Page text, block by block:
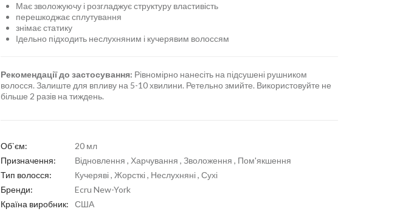
Має зволожуючу і розгладжує структуру властивість
перешкоджає сплутування
знімає статику
Ідельно підходить неслухняним і кучерявим волоссям
Рекомендації до застосування: Рівномірно нанесіть на підсушені рушником
волосся. Залиште для впливу на 5-10 хвилини. Ретельно змийте. Використовуйте не
більше 2 разів на тиждень.
Об`єм:
20 мл
Призначення:
Відновлення , Харчування , Зволоження , Пом'якшення
Тип волосся:
Кучеряві , Жорсткі , Неслухняні , Сухі
Бренди:
Ecru New-York
Країна виробник:
США